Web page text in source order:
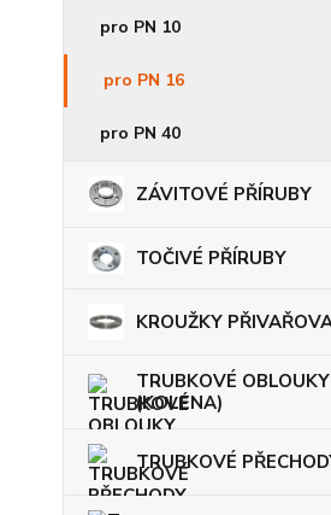
pro PN 10
pro PN 16
pro PN 40
ZÁVITOVÉ PŘÍRUBY
TOČIVÉ PŘÍRUBY
KROUŽKY
TRUBKOVÉ OBLOUKY
(KOLENA)
TRUBKOVÉ